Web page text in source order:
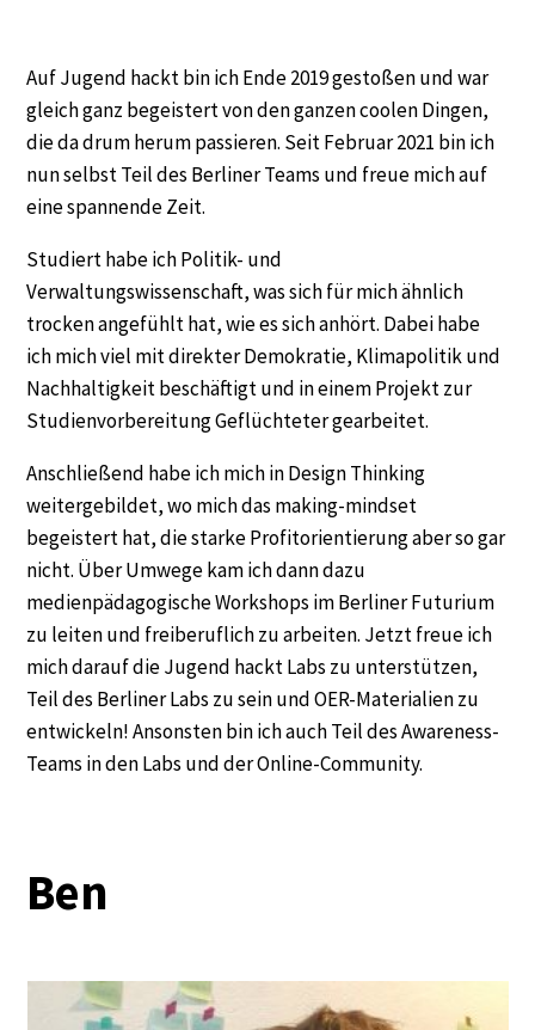
Auf Jugend hackt bin ich Ende 2019 gestoßen und war
gleich ganz begeistert von den ganzen coolen Dingen,
die da drum herum passieren. Seit Februar 2021 bin ich
nun selbst Teil des Berliner Teams und freue mich auf
eine spannende Zeit.
Studiert habe ich Politik- und
Verwaltungswissenschaft, was sich für mich ähnlich
trocken angefühlt hat, wie es sich anhört. Dabei habe
ich mich viel mit direkter Demokratie, Klimapolitik und
Nachhaltigkeit beschäftigt und in einem Projekt zur
Studienvorbereitung Geflüchteter gearbeitet.
Anschließend habe ich mich in Design Thinking
weitergebildet, wo mich das making-mindset
begeistert hat, die starke Profitorientierung aber so gar
nicht. Über Umwege kam ich dann dazu
medienpädagogische Workshops im Berliner Futurium
zu leiten und freiberuflich zu arbeiten. Jetzt freue ich
mich darauf die Jugend hackt Labs zu unterstützen,
Teil des Berliner Labs zu sein und OER-Materialien zu
entwickeln! Ansonsten bin ich auch Teil des Awareness-
Teams in den Labs und der Online-Community.
Ben